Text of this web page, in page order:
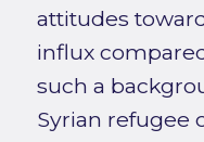
attitudes
influx
such a
Syrian refugee